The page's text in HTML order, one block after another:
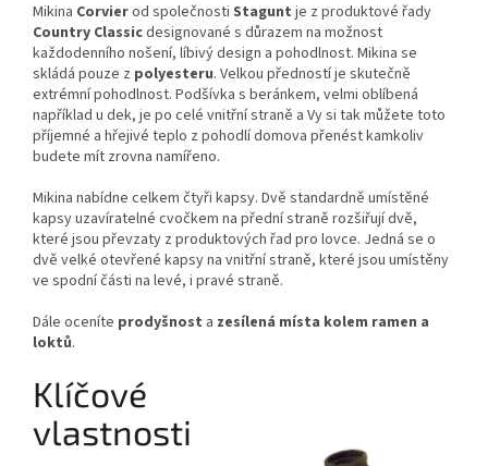
Mikina Corvierod společnosti Stagunt je z produktové řady
Country Classicdesignované s důrazem na možnost
každodenního nošení, líbivý design a pohodlnost. Mikina se
skládá pouze z polyesteru. Velkou předností je skutečně
extrémní pohodlnost. Podšívka s beránkem, velmi oblíbená
například u dek, je po celé vnitřní straně a Vy si tak můžete toto
příjemné a hřejivé teplo z pohodlí domova přenést kamkoliv
budete mít zrovna namířeno.
Mikina nabídne celkem čtyři kapsy. Dvě standardně umístěné
kapsy uzavíratelné cvočkem na přední straně rozšiřují dvě,
které jsou převzaty z produktových řad pro lovce. Jedná se o
dvě velké otevřené kapsy na vnitřní straně, které jsou umístěny
ve spodní části na levé, i pravé straně.
Dále oceníte prodyšnost a zesílená místa kolem ramen a
loktů.
Klíčové
vlastnosti